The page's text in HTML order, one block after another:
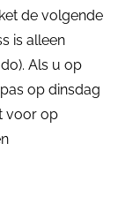
de volgende
is alleen
Als u op
op dinsdag
voor op